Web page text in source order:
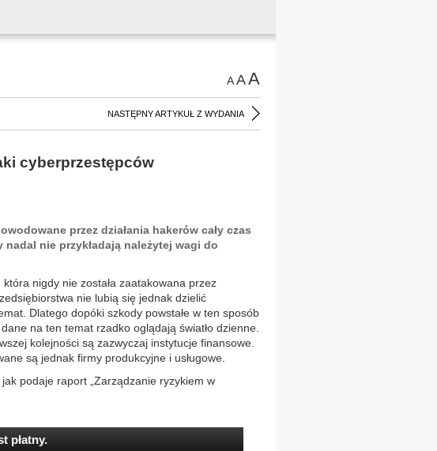
AAA
NASTĘPNY ARTYKUŁ Z WYDANIA
cyberprzestępców
przez działania hakerów cały czas
nadal nie przykładają należytej wagi do
nigdy nie została zaatakowana przez
nie lubią się jednak dzielić
Dlatego dopóki szkody powstałe w ten sposób
na ten temat rzadko oglądają światło dzienne.
kolejności są zazwyczaj instytucje finansowe.
są jednak firmy produkcyjne i usługowe.
podaje raport „Zarządzanie ryzykiem w
płatny.